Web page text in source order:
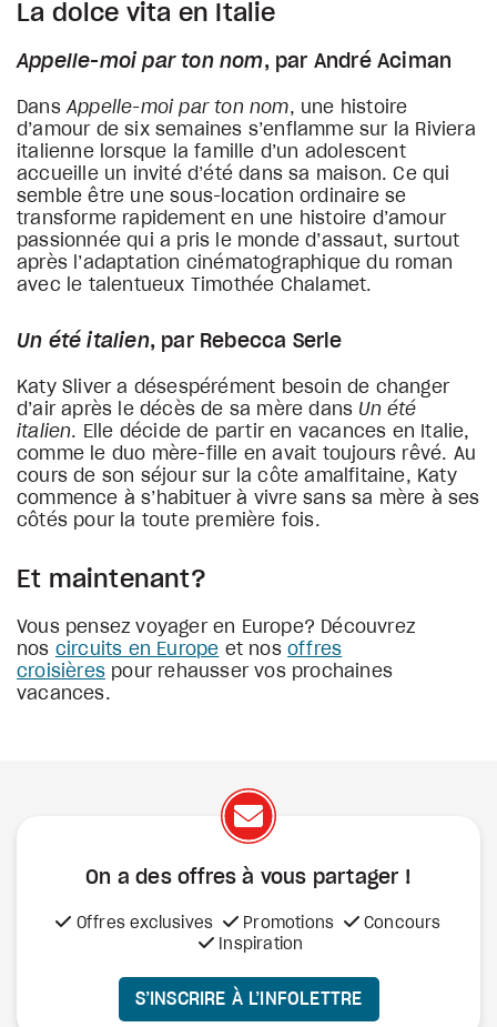
La dolce vita en Italie
Appelle-moi par ton nom, par André Aciman
Dans Appelle-moi par ton nom, une histoire
d’amour de six semaines s’enflamme sur la Riviera
italienne lorsque la famille d’un adolescent
accueille un invité d’été dans sa maison. Ce qui
semble être une sous-location ordinaire se
transforme rapidement en une histoire d’amour
passionnée qui a pris le monde d’assaut, surtout
après l’adaptation cinématographique du roman
avec le talentueux Timothée Chalamet.
Un été italien, par Rebecca Serle
Katy Sliver a désespérément besoin de changer
d’air après le décès de sa mère dans Un été
italien. Elle décide de partir en vacances en Italie,
comme le duo mère-fille en avait toujours rêvé. Au
cours de son séjour sur la côte amalfitaine, Katy
commence à s’habituer à vivre sans sa mère à ses
côtés pour la toute première fois.
Et maintenant?
Vous pensez voyager en Europe? Découvrez
nos circuits en Europe et nosoffres
croisières pour rehausser vos prochaines
vacances.
On a des offres à vous partager !
Offres exclusives Promotions
Concours
Inspiration
S’INSCRIRE À L’INFOLETTRE